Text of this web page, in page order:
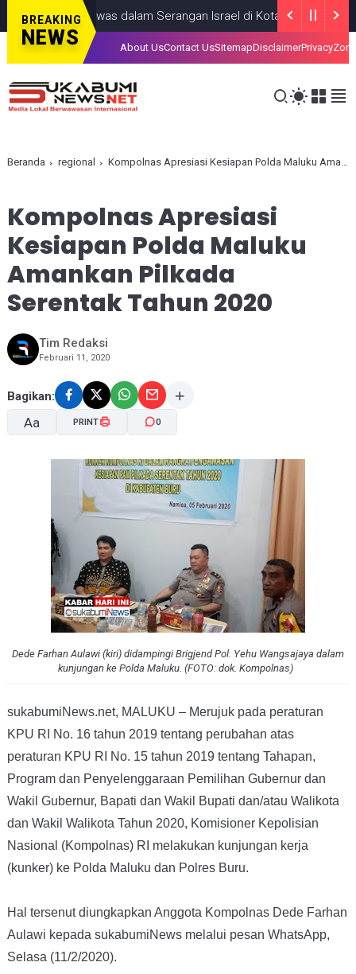
BREAKING
NEWS
Anak, Tewas dalam Serangan Israel di Kota Gaza GAZA JULY
About UsContact UsSitemapDisclaimerPrivacy
Beranda regional Kompolnas Apresiasi Kesiapan Polda Maluku Amankan Pilkada Serentak Tahun 2020
Kompolnas Apresiasi
Kesiapan Polda Maluku
Amankan Pilkada
Serentak Tahun 2020
Tim Redaksi
Februari 11, 2020
Bagikan:
Aa
A+
PRINT 0
Dede Farhan Aulawi (kiri) didampingi Brigjend Pol. Yehu Wangsajaya dalam
kunjungan ke Polda Maluku. (FOTO: dok. Kompolnas)
sukabumiNews.net, MALUKU – Merujuk pada peraturan
KPU RI No. 16 tahun 2019 tentang perubahan atas
peraturan KPU RI No. 15 tahun 2019 tentang Tahapan,
Program dan Penyelenggaraan Pemilihan Gubernur dan
Wakil Gubernur, Bapati dan Wakil Bupati dan/atau Walikota
dan Wakil Walikota Tahun 2020, Komisioner Kepolisian
Nasional (Kompolnas) RI melakukan kunjungan kerja
(kunker) ke Polda Maluku dan Polres Buru.
Hal tersenut diungkapkan Anggota Kompolnas Dede Farhan
Aulawi kepada sukabumiNews melalui pesan WhatsApp,
Selasa (11/2/2020).